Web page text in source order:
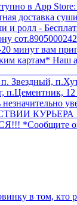
в App
доставка
и ролл -
20 минут вам
в том, кто